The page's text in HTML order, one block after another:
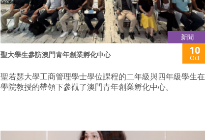
新聞
聖大學生參訪澳門青年創業孵化中心 10
Oct
聖若瑟大學工商管理學士學位課程的二年級與四年級學生在
學院教授的帶領下參觀了澳門青年創業孵化中心。